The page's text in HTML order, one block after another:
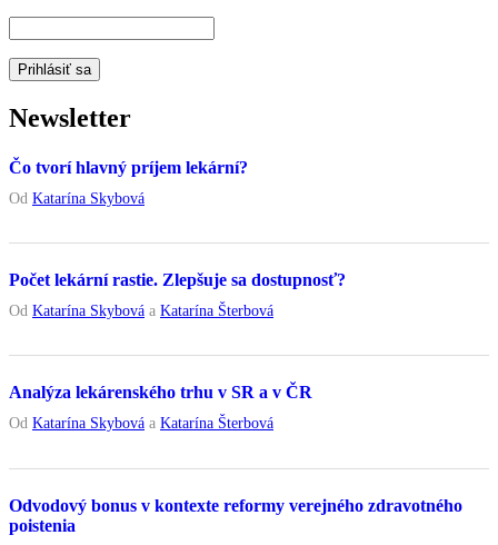
Newsletter
Čo tvorí hlavný príjem lekární?
Od Katarína Skybová
Počet lekární rastie. Zlepšuje sa dostupnosť?
Od Katarína Skybová a Katarína Šterbová
Analýza lekárenského trhu v SR a v ČR
Od Katarína Skybová a Katarína Šterbová
Odvodový bonus v kontexte reformy verejného zdravotného
poistenia